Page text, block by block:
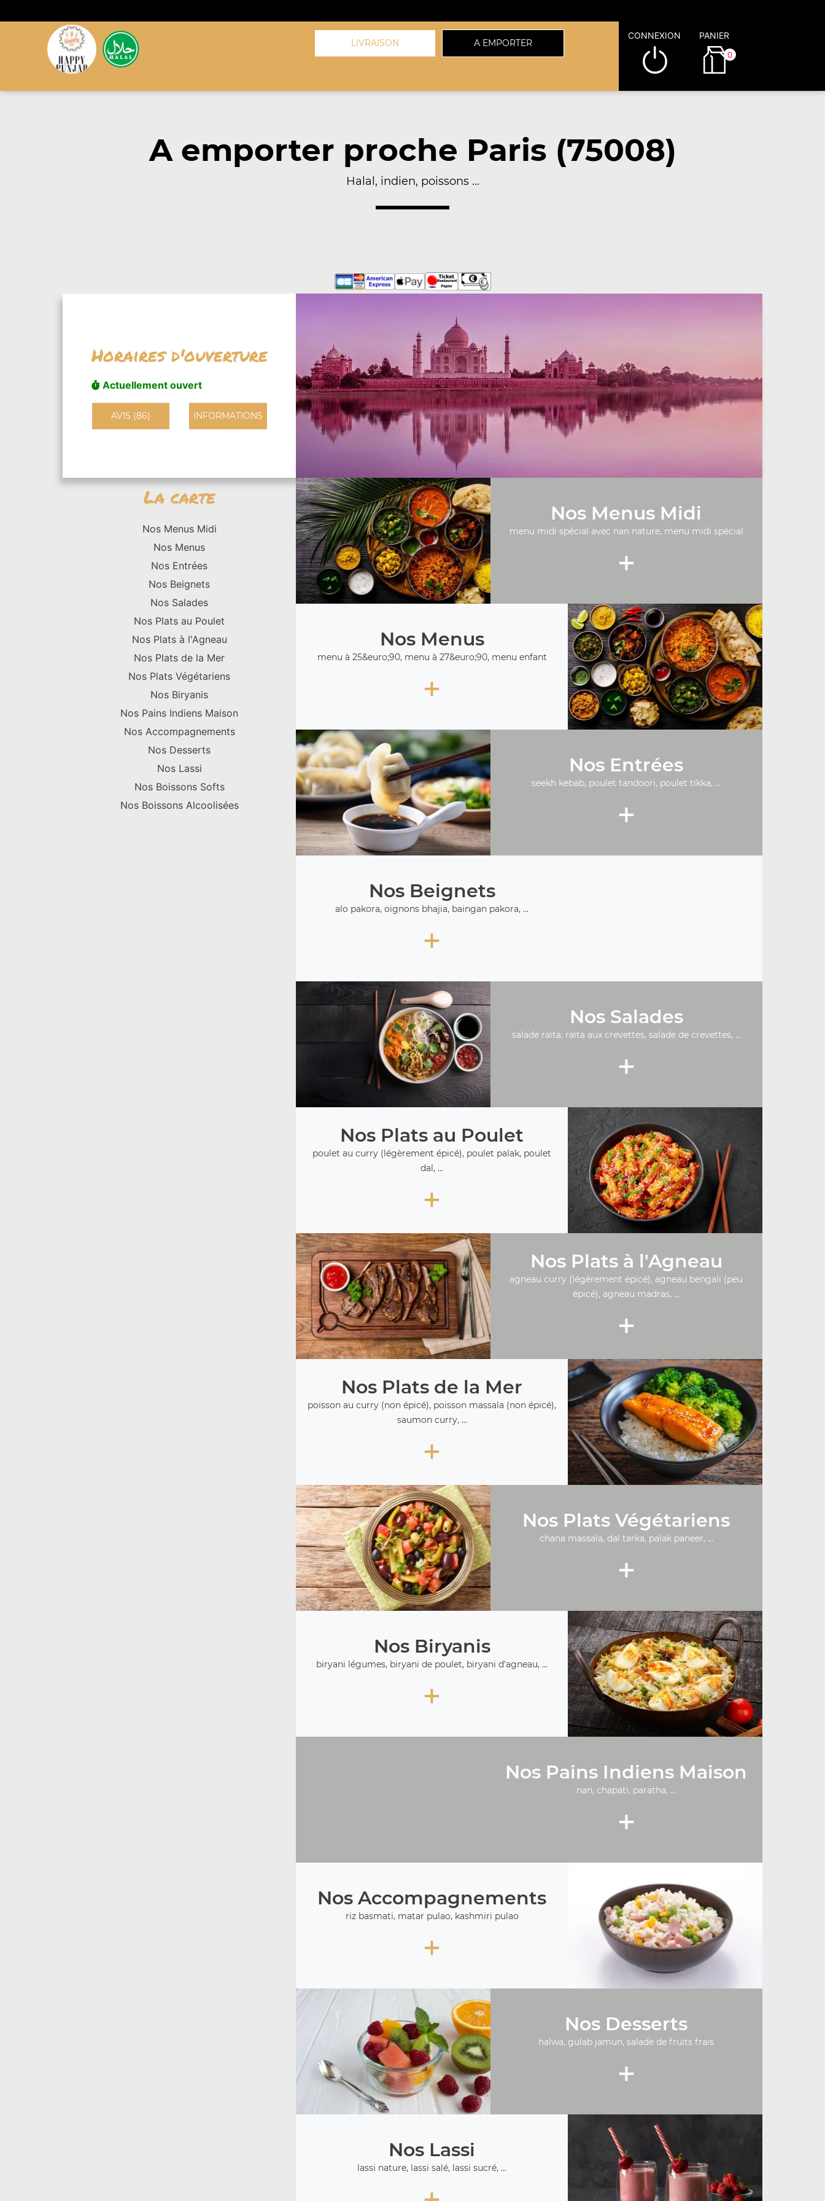
LIVRAISON A EMPORTER
CONNEXION PANIER
0
A emporter proche Paris (75008)
Halal, indien, poissons ...
Horaires d'ouverture
Actuellement ouvert
AVIS (86) INFORMATIONS
La carte
Nos Menus Midi
Nos Menus
Nos Entrées
Nos Beignets
Nos Salades
Nos Plats au Poulet
Nos Plats à l'Agneau
Nos Plats de la Mer
Nos Plats Végétariens
Nos Biryanis
Nos Pains Indiens Maison
Nos Accompagnements
Nos Desserts
Nos Lassi
Nos Boissons Softs
Nos Boissons Alcoolisées
Nos Menus Midi
menu midi spécial avec nan nature, menu midi spécial
+
Nos Menus
menu à 25&euro;90, menu à 27&euro;90, menu enfant
+
Nos Entrées
seekh kebab, poulet tandoori, poulet tikka, ...
+
Nos Beignets
alo pakora, oignons bhajia, baingan pakora, ...
+
Nos Salades
salade raïta, raïta aux crevettes, salade de crevettes, ...
+
Nos Plats au Poulet
poulet au curry (légèrement épicé), poulet palak, poulet
dal, ...
+
Nos Plats à l'Agneau
agneau curry (légèrement épicé), agneau bengali (peu
épicé), agneau madras, ...
+
Nos Plats de la Mer
poisson au curry (non épicé), poisson massala (non épicé),
saumon curry, ...
+
Nos Plats Végétariens
chana massala, dal tarka, palak paneer, ...
+
Nos Biryanis
biryani légumes, biryani de poulet, biryani d'agneau, ...
+
Nos Pains Indiens Maison
nan, chapati, paratha, ...
+
Nos Accompagnements
riz basmati, matar pulao, kashmiri pulao
+
Nos Desserts
halwa, gulab jamun, salade de fruits frais
+
Nos Lassi
lassi nature, lassi salé, lassi sucré, ...